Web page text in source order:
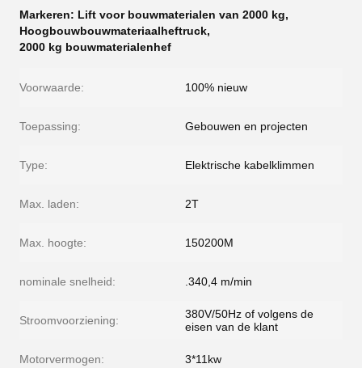
Markeren: Lift voor bouwmaterialen van 2000 kg,
Hoogbouwbouwmateriaalheftruck,
2000 kg bouwmaterialenhef
Voorwaarde: 100% nieuw
Toepassing: Gebouwen en projecten
Type: Elektrische kabelklimmen
Max. laden: 2T
Max. hoogte: 150200M
nominale snelheid: .340,4 m/min
Stroomvoorziening:
380V/50Hz of volgens de
eisen van de klant
Motorvermogen: 3*11kw